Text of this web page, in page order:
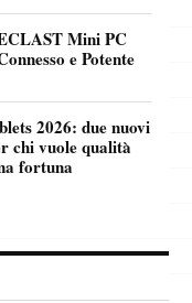
Mini PC
e Potente
2026: due nuovi
chi vuole qualità
fortuna